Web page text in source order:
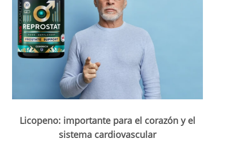
Licopeno: importante para el corazón y el
sistema cardiovascular